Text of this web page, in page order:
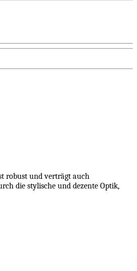
robust und verträgt auch
die stylische und dezente Optik,